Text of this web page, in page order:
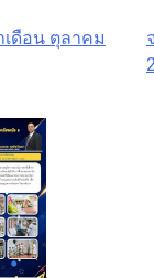
ดือน ตุลาคม